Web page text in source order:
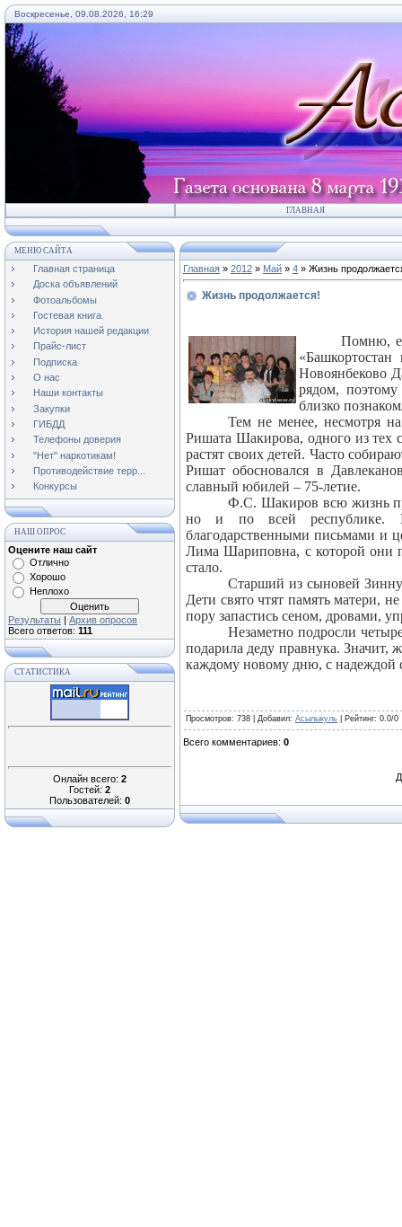
Воскресенье, 09.08.2026, 16:29
ГЛАВНАЯ
МЕНЮ САЙТА
Главная страница
Доска объявлений
Фотоальбомы
Гостевая книга
История нашей редакции
Прайс-лист
Подписка
О нас
Наши контакты
Закупки
ГИБДД
Телефоны доверия
"Нет" наркотикам!
Противодействие терр...
Конкурсы
НАШ ОПРОС
Оцените наш сайт
Отлично
Хорошо
Неплохо
Результаты | Архив опросов
Всего ответов: 111
СТАТИСТИКА
Онлайн всего: 2
Гостей: 2
Пользователей: 0
Главная » 2012 » Май » 4 » Жизнь
Жизнь продолжается!
Помню,
Новоянбеково
рядом,
близко
Тем не менее, несмотря
Ришата Шакирова, одного из тех
растят своих детей. Часто
Ришат обосновался в
славный юбилей – 75-летие.
Ф.С. Шакиров всю жизнь
но и по всей республике.
благодарственными письмами и
Лима Шариповна, с которой они
стало.
Старший из сыновей
Дети свято чтят память матери,
пору запастись сеном, дровами,
Незаметно подросли
подарила деду правнука. Значит,
каждому новому дню, с надеждой
Просмотров: 738 | Добавил: Асылыкуль Рейтинг: 0.0/0
Всего комментариев: 0